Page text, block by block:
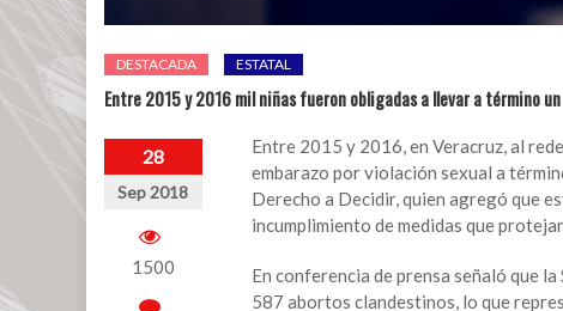
DESTACADA ESTATAL
Entre 2015 y 2016 mil niñas fueron obligadas a llevar a término
28
Sep 2018
1500
Entre 2015 y 2016, en Veracruz, al
embarazo por violación sexual a
Derecho a Decidir, quien agregó que
incumplimiento de medidas que
En conferencia de prensa señaló que
587 abortos clandestinos, lo que